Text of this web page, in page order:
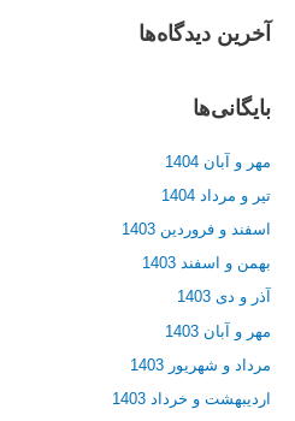
آخرین دیدگاه‌ها
بایگانی‌ها
مهر و آبان 1404
تیر و مرداد 1404
اسفند و فروردین 1403
بهمن و اسفند 1403
آذر و دی 1403
مهر و آبان 1403
مرداد و شهریور 1403
اردیبهشت و خرداد 1403